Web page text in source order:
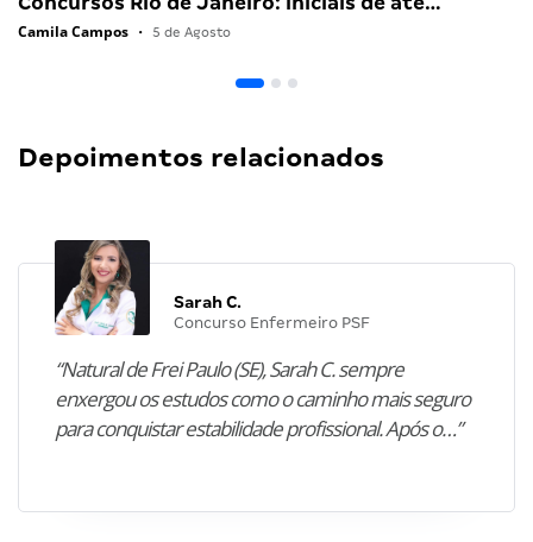
Camila Campos • 5 de Agosto
Depoimentos relacionados
Sarah C.
Concurso Enfermeiro PSF
“Natural de Frei Paulo (SE), Sarah C. sempre
enxergou os estudos como o caminho mais seguro
para conquistar estabilidade profissional. Após o…”